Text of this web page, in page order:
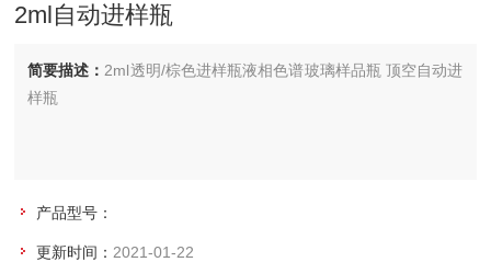
2ml自动进样瓶
简要描述： 2ml透明/棕色进样瓶液相色谱玻璃样品瓶 顶空自动进
样瓶
产品型号：
更新时间： 2021-01-22